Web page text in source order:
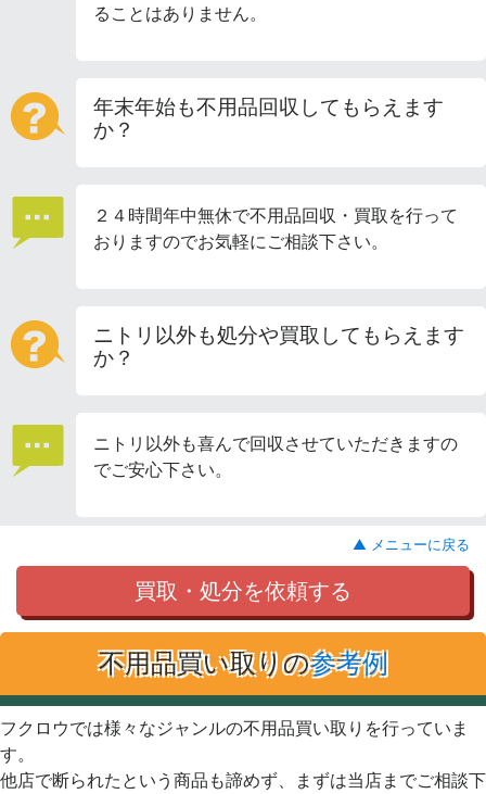
ることはありません。
年末年始も不用品回収してもらえます
か？
２４時間年中無休で不用品回収・買取を行って
おりますのでお気軽にご相談下さい。
ニトリ以外も処分や買取してもらえます
か？
ニトリ以外も喜んで回収させていただきますの
でご安心下さい。
▲ メニューに戻る
買取・処分を依頼する
不用品買い取りの参考例
フクロウでは様々なジャンルの不用品買い取りを行っていま
す。
他店で断られたという商品も諦めず、まずは当店までご相談下